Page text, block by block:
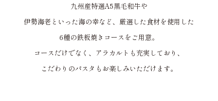
九州産特選A5黒毛和牛や
伊勢海老といった海の幸など、厳選した食材を使用した
6種の鉄板焼きコースをご用意。
コースだけでなく、アラカルトも充実しており、
こだわりのパスタもお楽しみいただけます。